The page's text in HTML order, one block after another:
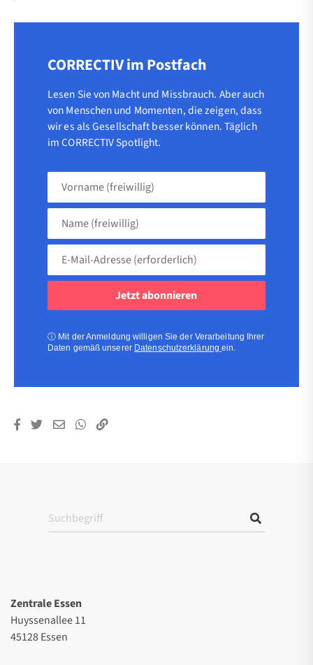
CORRECTIV im Postfach
Lesen Sie von Macht und Missbrauch. Aber auch
von Menschen und Momenten, die zeigen, dass
wir es als Gesellschaft besser können. Täglich
im CORRECTIV Spotlight.
Vorname
Name
(freiwillig)
Adresse
ⓘ Mit der Anmeldung willigen Sie der Verarbeitung Ihrer
Daten gemäß unserer Datenschutzerklärungein.
Zentrale Essen
Huyssenallee 11
45128 Essen